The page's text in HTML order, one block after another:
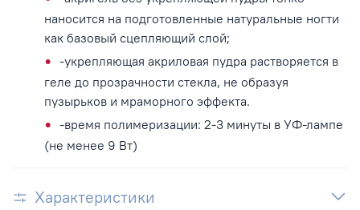
наносится на подготовленные натуральные ногти
как базовый сцепляющий слой;
-укрепляющая акриловая пудра растворяется в
геле до прозрачности стекла, не образуя
пузырьков и мраморного эффекта.
-время полимеризации: 2-3 минуты в УФ-лампе
(не менее 9 Вт)
Характеристики